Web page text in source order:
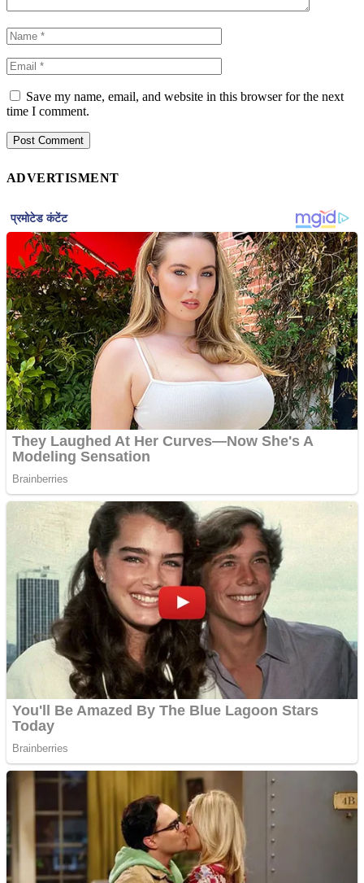
Save my name, email, and website in this browser for the next
time I comment.
ADVERTISMENT